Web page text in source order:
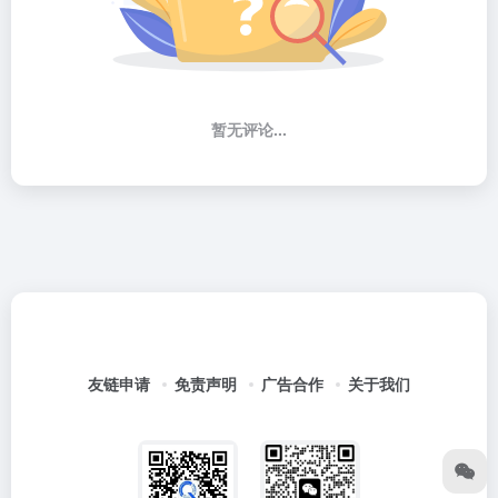
暂无评论...
友链申请 免责声明 广告合作 关于我们